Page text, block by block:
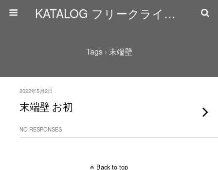
KATALOG フリークライミング日誌
Tags › 末端壁
2022年5月2日
末端壁 お初
NO RESPONSES
Back to top